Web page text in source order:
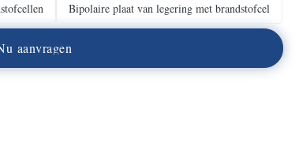
Bipolaire plaat van legering met brandstofcel
u aanvragen